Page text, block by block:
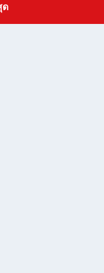
ด
Get a Quote